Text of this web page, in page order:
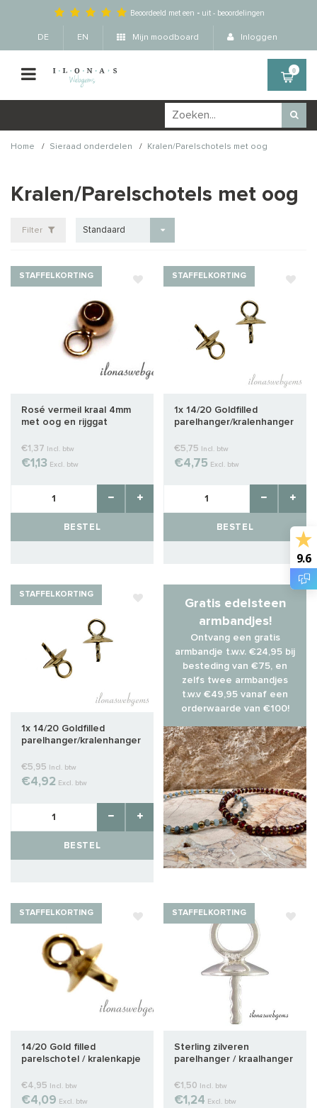
Beoordeeld met een - uit -beoordelingen
DE EN Mijn moodboard Inloggen
0
Home / Sieraad onderdelen / Kralen/Parelschotels met oog
Kralen/Parelschotels met oog
Filter Standaard
STAFFELKORTING
Rosé vermeil kraal 4mm
met oog en rijggat
€1,37 Incl. btw
€1,13 Excl. btw
BESTEL
STAFFELKORTING
1x 14/20 Goldfilled
parelhanger/kralenhanger
€5,75 Incl. btw
€4,75 Excl. btw
BESTEL
STAFFELKORTING
1x 14/20 Goldfilled
parelhanger/kralenhanger
€5,95 Incl. btw
€4,92 Excl. btw
BESTEL
Gratis edelsteen
armbandjes!
Ontvang een gratis
armbandje t.w.v. €24,95 bij
besteding van €75, en
zelfs twee armbandjes
t.w.v €49,95 vanaf een
orderwaarde van €100!
STAFFELKORTING
14/20 Gold filled
parelschotel / kralenkapje
€4,95 Incl. btw
€4,09 Excl. btw
STAFFELKORTING
Sterling zilveren
parelhanger / kraalhanger
€1,50 Incl. btw
€1,24 Excl. btw
9.6